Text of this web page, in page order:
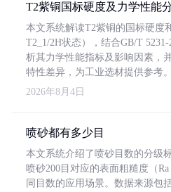
T2紫铜国标硬度及力学性能
本文系统解读T2紫铜的国标硬度
T2_1/2H状态），结合GB/T
析其力学性能指标及影响因素，
特性差异，为工业选材提供参考。
2026年8月4日
喷砂都有多少目
本文系统介绍了喷砂目数的分级
喷砂200目对应的表面粗糙度（
同目数的应用场景。数据来源包